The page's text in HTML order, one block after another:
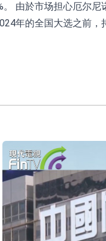
场为主 并已取得欧美
际(00496.HK)跌
猫(601015.CN)跌8.38%
采取出具警示函措施
由於市场担心厄尔
年的全国大选之前，